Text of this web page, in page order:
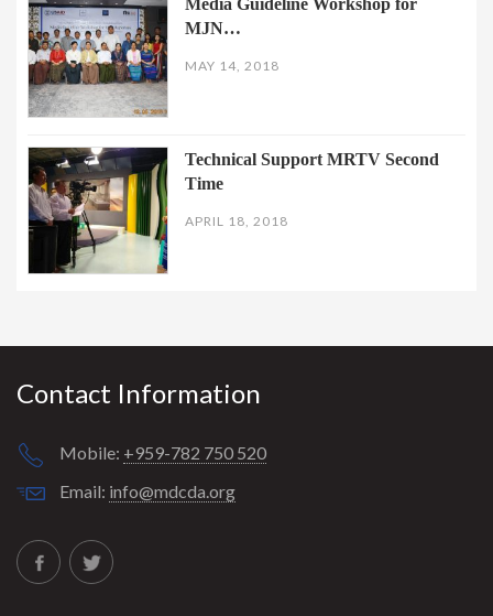
MJN…
MAY 14, 2018
Technical Support MRTV Second
Time
APRIL 18, 2018
Contact Information
Mobile: +959-782 750 520
Email: info@mdcda.org